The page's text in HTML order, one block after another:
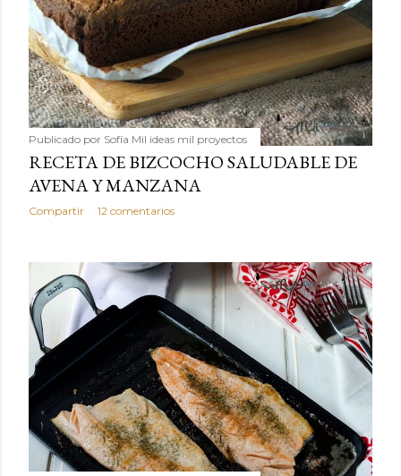
Publicado por Sofía Mil ideas mil proyectos
RECETA DE BIZCOCHO SALUDABLE DE
AVENA Y MANZANA
Compartir 12 comentarios